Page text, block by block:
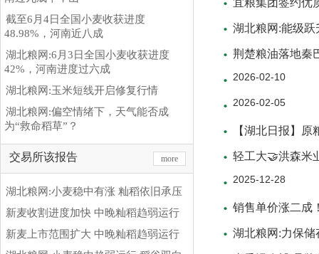
截至6月4日全国小麦收获进度
48.98%，河南近八成
湖北粮网:6月3日全国小麦收获进度
42%，河南进度过六成
湖北粮网:玉米短线开启修复行情
湖北粮网:偏空情绪下，天气能否成
为“救命稻草”？
交易所该报告 more
湖北粮网:小麦稳中有涨 籼稻依旧承压
新麦收割进度加快 中晚籼稻趋弱运行
新麦上市范围扩大 中晚籼稻趋弱运行
宜粮集团签约优
湖北粮网:能级跃
荆楚粮油落地秦
2026-02-10
2026-02-05
【湖北日报】
轻工大🤝洪森米
2025-12-28
销售单价涨二成
湖北粮网:力保储